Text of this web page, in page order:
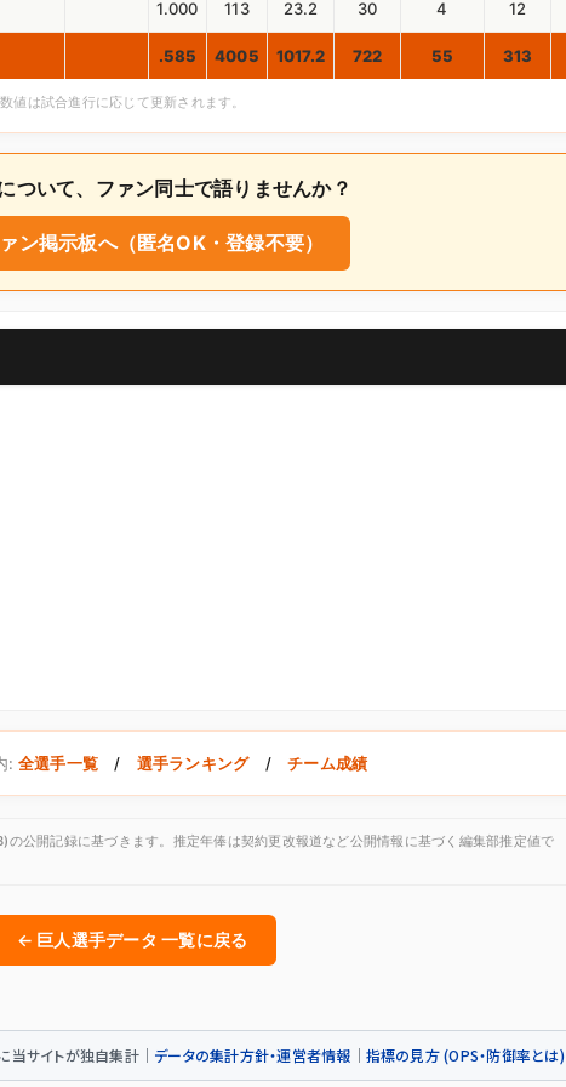
1.000 113 23.2 30 4 12
.585 4005 1017.2 722 55 313
値は試合進行に応じて更新されます。
ついて、ファン同士で語りませんか？
ン掲示板へ（匿名OK・登録不要）
: 全選手一覧 / 選手ランキング/チーム成績
公開記録に基づきます。推定年俸は契約更改報道など公開情報に基づく編集部推定値で
← 巨人選手データ 一覧に戻る
当サイトが独自集計｜ データの集計方針・運営者情報 ｜ 指標の見方 (OPS・防御率とは)